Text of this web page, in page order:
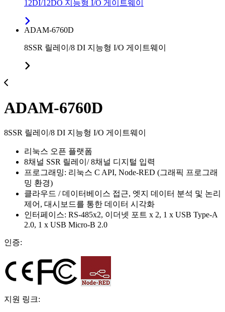
12DI/12DO 지능형 I/O 게이트웨이
ADAM-6760D
8SSR 릴레이/8 DI 지능형 I/O 게이트웨이
ADAM-6760D
8SSR 릴레이/8 DI 지능형 I/O 게이트웨이
리눅스 오픈 플랫폼
8채널 SSR 릴레이/ 8채널 디지털 입력
프로그래밍: 리눅스 C API, Node-RED (그래픽 프로그래
밍 환경)
클라우드 / 데이터베이스 접근, 엣지 데이터 분석 및 논리
제어, 대시보드를 통한 데이터 시각화
인터페이스: RS-485x2, 이더넷 포트 x 2, 1 x USB Type-A
2.0, 1 x USB Micro-B 2.0
인증:
지원 링크: